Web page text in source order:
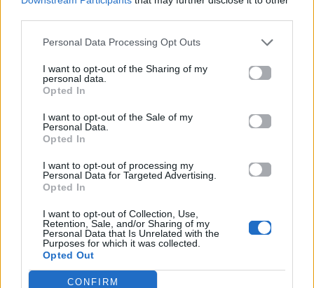
Personal Data Processing Opt Outs
I want to opt-out of the Sharing of my
personal data.
Opted In
I want to opt-out of the Sale of my
Personal Data.
Opted In
I want to opt-out of processing my
Personal Data for Targeted Advertising.
Opted In
I want to opt-out of Collection, Use,
Retention, Sale, and/or Sharing of my
Personal Data that Is Unrelated with the
Purposes for which it was collected.
Opted Out
CONFIRM
Μποφίλιου: «Δεν
είναι όλα τέλεια,
ούτε πρέπει να
είναι» – Το μήνυμα
που στέλνει μέσα
από το νέο της
video clip
Σταυρός και Δήμος
Μεγάλη δράση για
την ασφάλεια στο
νερό στην Παραλία